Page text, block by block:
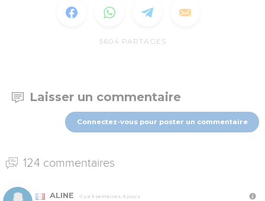
5604 PARTAGES
Laisser un commentaire
Connectez-vous pour poster un commentaire
124 commentaires
ALINE Il y a 3 semaines, 3 jours